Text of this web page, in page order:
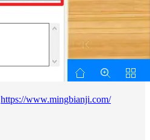
https://www.mingbianji.com/